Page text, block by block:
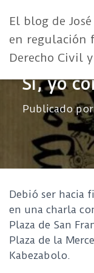
El blog de
en regulación
Derecho Civil
Sí, yo
Publicado por
Debió ser hacia
en una charla
Plaza de San
Plaza de la
Kabezabolo.